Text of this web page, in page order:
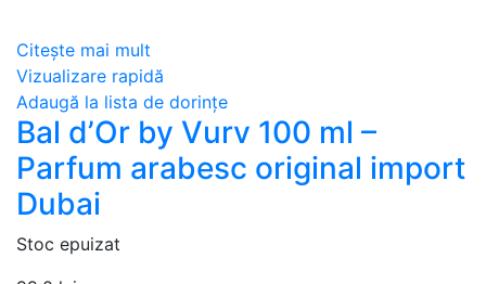
Citește mai mult
Vizualizare rapidă
Adaugă la lista de dorințe
Bal d’Or by Vurv 100 ml –
Parfum arabesc original import
Dubai
Stoc epuizat